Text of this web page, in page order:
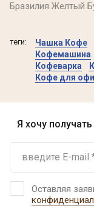
Бразилия Желтый
теги: Чашка Кофе
Кофемашина
Кофеварка
Кофе для
Я хочу
Оставляя